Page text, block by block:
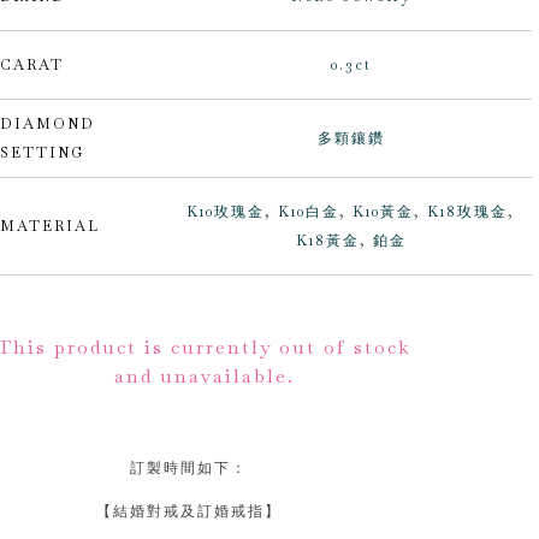
CARAT 0.3ct
DIAMOND
SETTING
多顆鑲鑽
MATERIAL
K10玫瑰金, K10白金, K10黃金, K18玫瑰金,
K18黃金, 鉑金
product is currently out of stock
and unavailable.
訂製時間如下：
【結婚對戒及訂婚戒指】